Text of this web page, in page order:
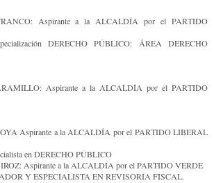
Aspirante a la ALCALDÍA por el PARTIDO
DERECHO PÚBLICO: ÁREA DERECHO
Aspirante a la ALCALDÍA por el PARTIDO
Aspirante a la ALCALDÍA por el PARTIDO LIBERAL
en DERECHO PÚBLICO
Aspirante a la ALCALDÍA por el PARTIDO VERDE
Y ESPECIALISTA EN REVISORÍA FISCAL.